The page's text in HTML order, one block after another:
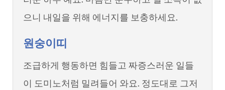
으니 내일을 위해 에너지를 보충하세요.
원숭이띠
조급하게 행동하면 힘들고 짜증스러운 일들
이 도미노처럼 밀려들어 와요. 정도대로 그저